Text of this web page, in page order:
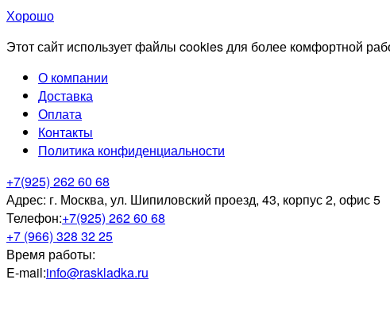
Хорошо
Этот сайт использует файлы cookies для более комфортной
О компании
Доставка
Оплата
Контакты
Политика конфиденциальности
+7(925) 262 60 68
Адрес: г. Москва, ул. Шипиловский проезд, 43, корпус 2, офис 5
Телефон:+7(925) 262 60 68
+7 (966) 328 32 25
Время работы:
E-mail:info@raskladka.ru